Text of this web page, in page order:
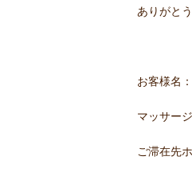
ありがと
お客様名
マッサー
ご滞在先